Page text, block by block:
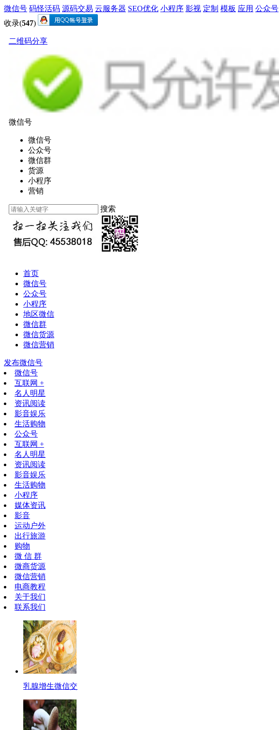
微信号 码怪活码 源码交易 云服务器 SEO优化 小程序 影视 定制 模板 应用 公众号
收录(547)
二维码分享
微信号
微信号
公众号
微信群
货源
小程序
营销
搜索
首页
微信号
公众号
小程序
地区微信
微信群
微信货源
微信营销
发布微信号
微信号
互联网 +
名人明星
资讯阅读
影音娱乐
生活购物
公众号
互联网 +
名人明星
资讯阅读
影音娱乐
生活购物
小程序
媒体资讯
影音
运动户外
出行旅游
购物
微 信 群
微商货源
微信营销
电商教程
关于我们
联系我们
乳腺增生微信交